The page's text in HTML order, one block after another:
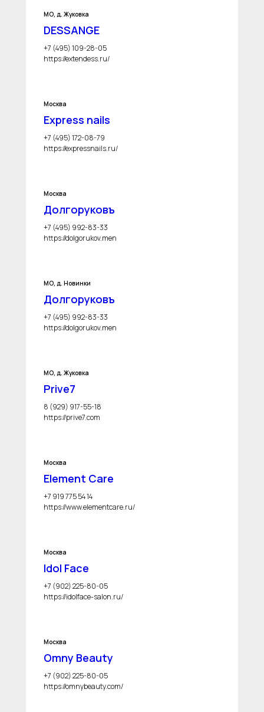
МО, д. Жуковка
DESSANGE
+7 (495) 109-28-05
https://extendess.ru/
Москва
Express nails
+7 (495) 172-08-79
https://expressnails.ru/
Москва
Долгоруковъ
+7 (495) 992-83-33
https://dolgorukov.men
МО, д. Новинки
Долгоруковъ
+7 (495) 992-83-33
https://dolgorukov.men
МО, д. Жуковка
Prive7
8 (929) 917-55-18
https://prive7.com
Москва
Element Care
+7 919 775 54 14
https://www.elementcare.ru/
Москва
Idol Face
+7 (902) 225-80-05
https://idolface-salon.ru/
Москва
Omny Beauty
+7 (902) 225-80-05
https://omnybeauty.com/